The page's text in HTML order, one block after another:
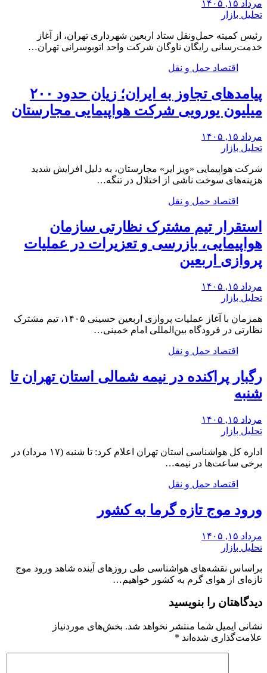
مرداد ۱۵, ۱۴۰۵
تحلیل بازار
رئیس کمیته حمل‌ونقل ستاد اربعین شهرداری تهران، از آغاز
خدمت‌رسانی رایگان ناوگان شرکت واحد اتوبوسرانی تهران…
اقتصاد حمل و نقل
پیامدهای تجاوز به ایران؛ زیان حدود ۲۰۰
میلیون یورویی شرکت هواپیمایی مجارستان
مرداد ۱۵, ۱۴۰۵
تحلیل بازار
شرکت هواپیمایی «ویز ایر» مجارستان، به دلیل افزایش شدید
هزینه‌های سوخت ناشی از اختلال در تنگه…
اقتصاد حمل و نقل
استقرار تیم مشترک نظارتی سازمان
هواپیمایی، بازرسی و تعزیرات در عملیات
پروازی اربعین
مرداد ۱۵, ۱۴۰۵
تحلیل بازار
همزمان با آغاز عملیات پروازی اربعین حسینی ۱۴۰۵، تیم مشترک
نظارتی در فرودگاه بین‌المللی امام خمینی…
اقتصاد حمل و نقل
رگبار پراکنده در نیمه شمالی استان تهران تا
شنبه
مرداد ۱۵, ۱۴۰۵
تحلیل بازار
اداره کل هواشناسی استان تهران اعلام کرد: تا شنبه (۱۷ مرداد) در
برخی ساعت‌ها در نیمه…
اقتصاد حمل و نقل
ورود موج تازه گرما به کشور
مرداد ۱۵, ۱۴۰۵
تحلیل بازار
براساس نقشه‌های هواشناسی طی روزهای آینده شاهد ورود موج
تازه‌ای از هوای گرم به کشور خواهیم…
دیدگاهتان را بنویسید
نشانی ایمیل شما منتشر نخواهد شد. بخش‌های موردنیاز
علامت‌گذاری شده‌اند *